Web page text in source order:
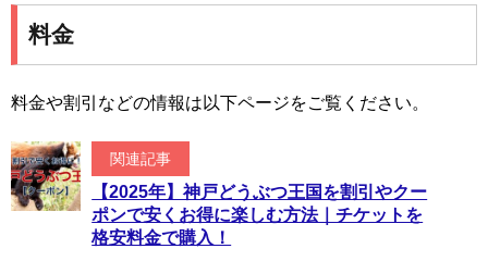
料金
料金や割引などの情報は以下ページをご覧ください。
関連記事
【2025年】神戸どうぶつ王国を割引やクー
ポンで安くお得に楽しむ方法｜チケットを
格安料金で購入！